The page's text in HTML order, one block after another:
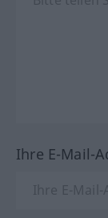
Ihre E-Mail-